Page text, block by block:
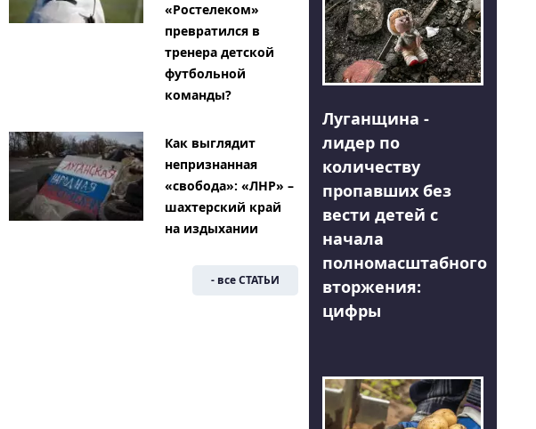
«Ростелеком»
превратился в
тренера детской
футбольной
команды?
Как выглядит
непризнанная
«свобода»: «ЛНР» –
шахтерский край
на издыхании
- все СТАТЬИ
Луганщина -
лидер по
количеству
пропавших без
вести детей с
начала
полномасштабного
вторжения:
цифры